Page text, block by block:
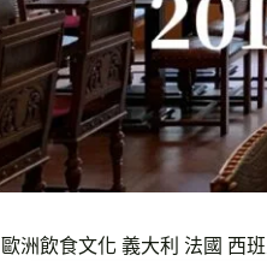
歐洲飲食文化 義大利 法國 西